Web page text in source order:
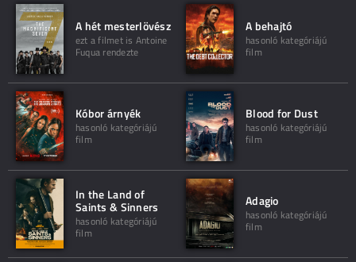
A hét mesterlövész
ezt a filmet is Antoine
Fuqua rendezte
A behajtó
hasonló kategóriájú
film
Kóbor árnyék
hasonló kategóriájú
film
Blood for Dust
hasonló kategóriájú
film
In the Land of
Saints & Sinners
hasonló kategóriájú
film
Adagio
hasonló kategóriájú
film